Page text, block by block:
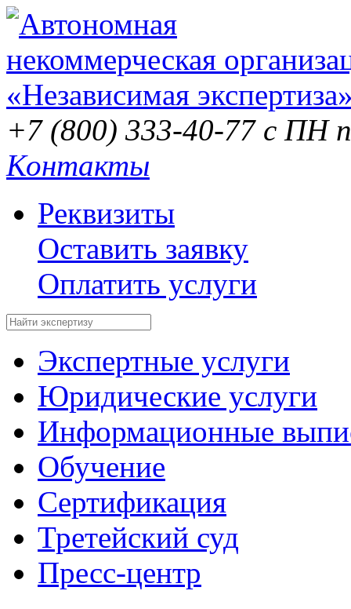
+7 (800) 333-40-77 с ПН
Контакты
Реквизиты
Оставить заявку
Оплатить услуги
Экспертные услуги
Юридические услуги
Информационные
Обучение
Сертификация
Третейский суд
Пресс-центр